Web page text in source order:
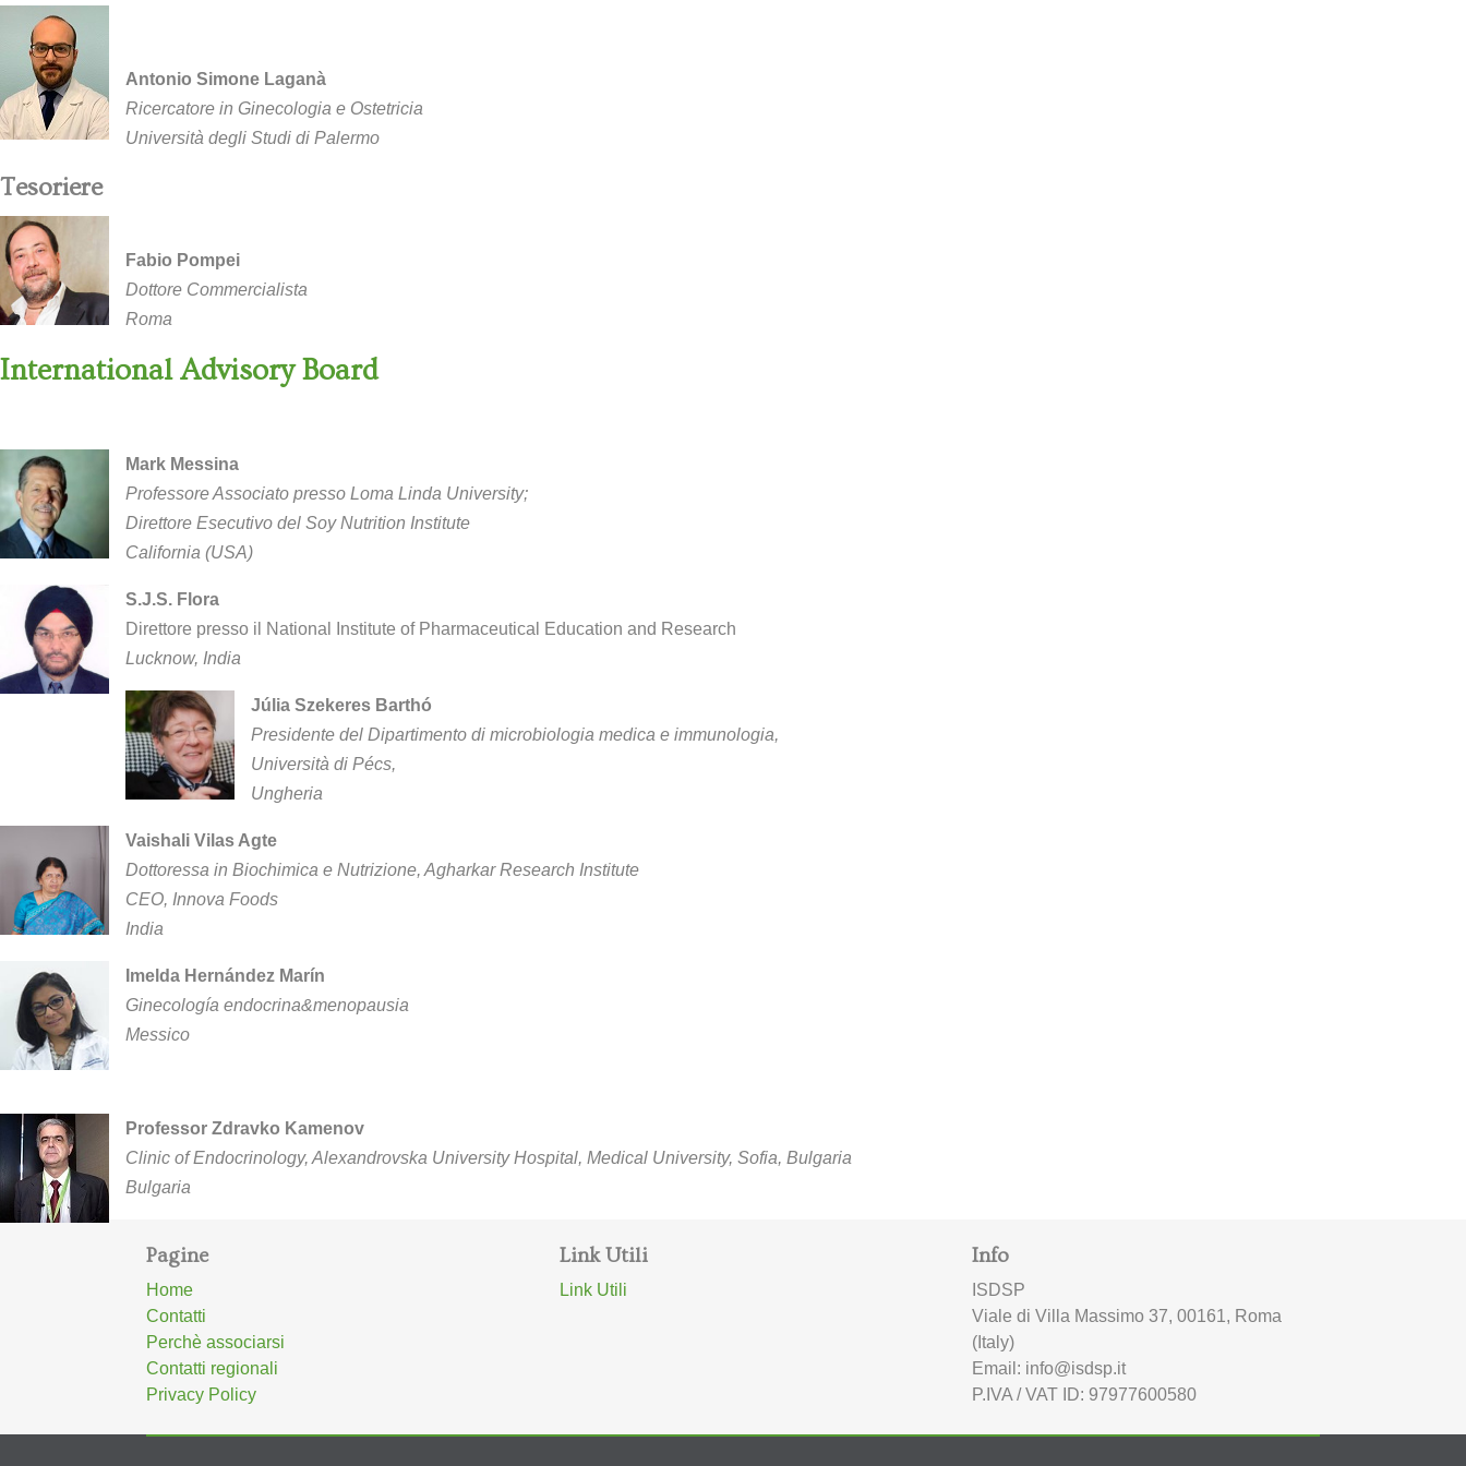
Antonio Simone Laganà
Ricercatore in Ginecologia e Ostetricia
Università degli Studi di Palermo
Tesoriere
Fabio Pompei
Dottore Commercialista
Roma
International Advisory Board
Mark Messina
Professore Associato presso Loma Linda University;
Direttore Esecutivo del Soy Nutrition Institute
California (USA)
S.J.S. Flora
Direttore presso il National Institute of Pharmaceutical Education and Research
Lucknow, India
Júlia Szekeres Barthó
Presidente del Dipartimento di microbiologia medica e immunologia,
Università di Pécs,
Ungheria
Vaishali Vilas Agte
Dottoressa in Biochimica e Nutrizione, Agharkar Research Institute
CEO, Innova Foods
India
Imelda Hernández Marín
Ginecología endocrina&menopausia
Messico
Professor Zdravko Kamenov
Clinic of Endocrinology, Alexandrovska University Hospital, Medical University, Sofia, Bulgaria
Bulgaria
Pagine
Home
Contatti
Perchè associarsi
Contatti regionali
Privacy Policy
Link Utili
Link Utili
Info
ISDSP
Viale di Villa Massimo 37, 00161, Roma
(Italy)
Email: info@isdsp.it
P.IVA / VAT ID: 97977600580